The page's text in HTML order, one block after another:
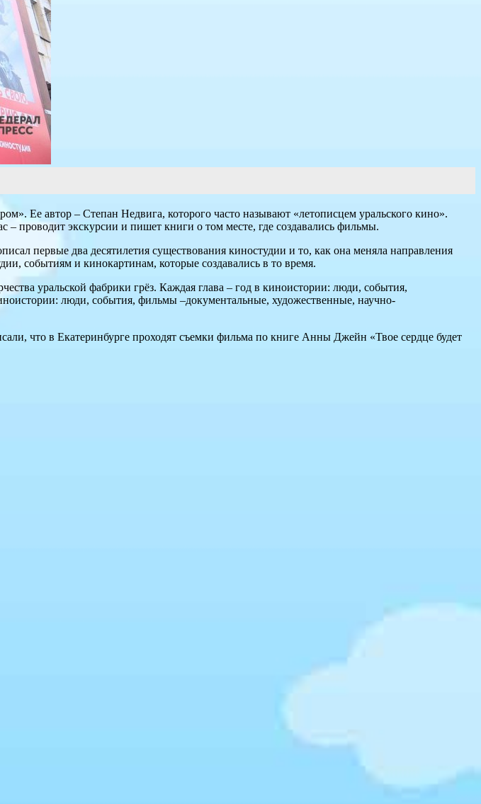
Ее автор – Степан Недвига, которого часто называют «летописцем уральского кино».
проводит экскурсии и пишет книги о том месте, где создавались фильмы.
первые два десятилетия существования киностудии и то, как она меняла направления
событиям и кинокартинам, которые создавались в то время.
уральской фабрики грёз. Каждая глава – год в киноистории: люди, события,
люди, события, фильмы –документальные, художественные, научно-
что в Екатеринбурге проходят съемки фильма по книге Анны Джейн «Твое сердце будет